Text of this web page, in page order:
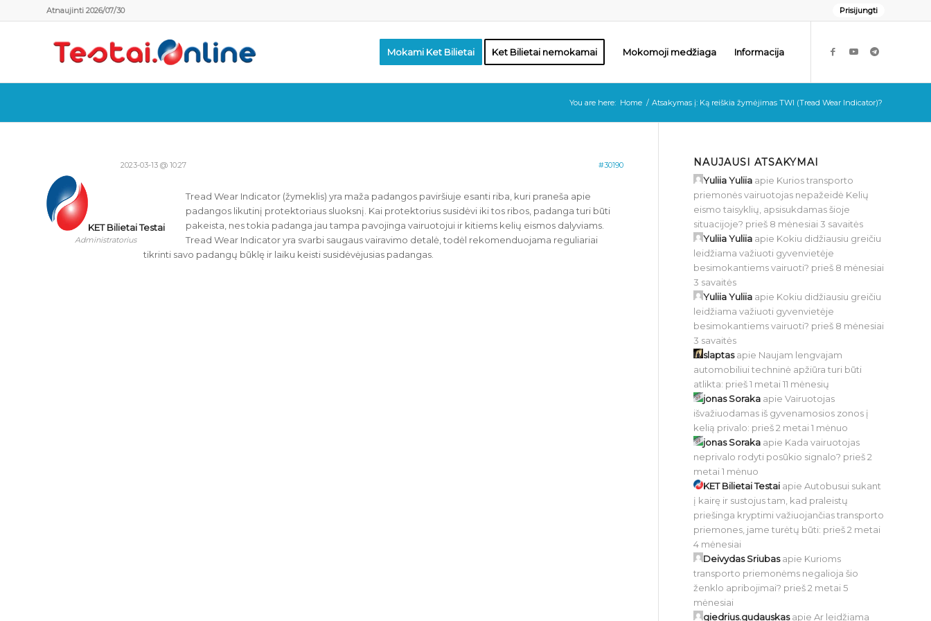
Prisijungti
Atnaujinti 2026/07/30
Mokami Ket Bilietai Ket Bilietai nemokamai Mokomoji medžiaga Informacija
You are here: Home / Atsakymas į: Ką reiškia žymėjimas TWI (Tread Wear Indicator)?
2023-03-13 @ 10:27 #30190
KET Bilietai Testai
Administratorius
Tread Wear Indicator (žymeklis) yra maža padangos paviršiuje esanti riba, kuri praneša apie
padangos likutinį protektoriaus sluoksnį. Kai protektorius susidėvi iki tos ribos, padanga turi būti
pakeista, nes tokia padanga jau tampa pavojinga vairuotojui ir kitiems kelių eismos dalyviams.
Tread Wear Indicator yra svarbi saugaus vairavimo detalė, todėl rekomenduojama reguliariai
tikrinti savo padangų būklę ir laiku keisti susidėvėjusias padangas.
NAUJAUSI ATSAKYMAI
Yuliia Yuliia apie Kurios transporto
priemonės vairuotojas nepažeidė Kelių
eismo taisyklių, apsisukdamas šioje
situacijoje? prieš 8 mėnesiai 3 savaitės
Yuliia Yuliia apie Kokiu didžiausiu greičiu
leidžiama važiuoti gyvenvietėje
besimokantiems vairuoti? prieš 8 mėnesiai
3 savaitės
Yuliia Yuliia apie Kokiu didžiausiu greičiu
leidžiama važiuoti gyvenvietėje
besimokantiems vairuoti? prieš 8 mėnesiai
3 savaitės
slaptasapie Naujam lengvajam
automobiliui techninė apžiūra turi būti
atlikta: prieš 1 metai 11 mėnesių
jonas Soraka apieVairuotojas
išvažiuodamas iš gyvenamosios zonos į
kelią privalo: prieš 2 metai 1 mėnuo
jonas Soraka apie Kada vairuotojas
neprivalo rodyti posūkio signalo? prieš 2
metai 1 mėnuo
KET Bilietai Testai apieAutobusui sukant
į kairę ir sustojus tam, kad praleistų
priešinga kryptimi važiuojančias transporto
priemones, jame turėtų būti: prieš 2 metai
4 mėnesiai
Deivydas Sriubasapie Kurioms
transporto priemonėms negalioja šio
ženklo apribojimai? prieš 2 metai 5
mėnesiai
giedrius.gudauskasapieAr leidžiama